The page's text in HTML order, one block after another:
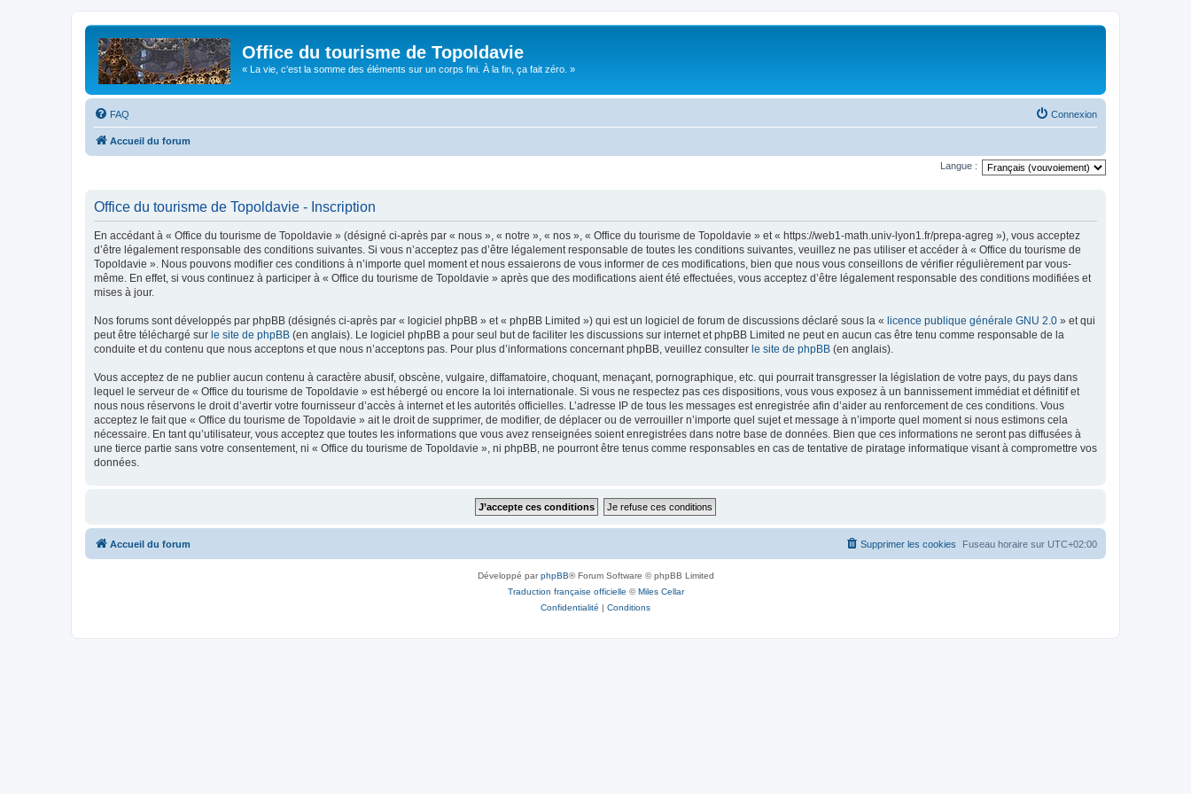
Office du tourisme de Topoldavie
« La vie, c'est la somme des éléments sur un corps fini. À la fin, ça fait zéro. »
FAQ Connexion
Accueil du forum
Langue :
Office du tourisme de Topoldavie - Inscription
En accédant à « Office du tourisme de Topoldavie » (désigné ci-après par « nous », « notre », « nos », « Office du tourisme de Topoldavie » et « https://web1-math.univ-lyon1.fr/prepa-agreg »), vous acceptez
d’être légalement responsable des conditions suivantes. Si vous n’acceptez pas d’être légalement responsable de toutes les conditions suivantes, veuillez ne pas utiliser et accéder à « Office du tourisme de
Topoldavie ». Nous pouvons modifier ces conditions à n’importe quel moment et nous essaierons de vous informer de ces modifications, bien que nous vous conseillons de vérifier régulièrement par vous-
même. En effet, si vous continuez à participer à « Office du tourisme de Topoldavie » après que des modifications aient été effectuées, vous acceptez d’être légalement responsable des conditions modifiées et
mises à jour.
Nos forums sont développés par phpBB (désignés ci-après par « logiciel phpBB » et « phpBB Limited ») qui est un logiciel de forum de discussions déclaré sous la « licence publique générale GNU 2.0 » et qui
peut être téléchargé sur le site de phpBB (en anglais). Le logiciel phpBB a pour seul but de faciliter les discussions sur internet et phpBB Limited ne peut en aucun cas être tenu comme responsable de la
conduite et du contenu que nous acceptons et que nous n’acceptons pas. Pour plus d’informations concernant phpBB, veuillez consulter le site de phpBB (en anglais).
Vous acceptez de ne publier aucun contenu à caractère abusif, obscène, vulgaire, diffamatoire, choquant, menaçant, pornographique, etc. qui pourrait transgresser la législation de votre pays, du pays dans
lequel le serveur de « Office du tourisme de Topoldavie » est hébergé ou encore la loi internationale. Si vous ne respectez pas ces dispositions, vous vous exposez à un bannissement immédiat et définitif et
nous nous réservons le droit d’avertir votre fournisseur d’accès à internet et les autorités officielles. L’adresse IP de tous les messages est enregistrée afin d’aider au renforcement de ces conditions. Vous
acceptez le fait que « Office du tourisme de Topoldavie » ait le droit de supprimer, de modifier, de déplacer ou de verrouiller n’importe quel sujet et message à n’importe quel moment si nous estimons cela
nécessaire. En tant qu’utilisateur, vous acceptez que toutes les informations que vous avez renseignées soient enregistrées dans notre base de données. Bien que ces informations ne seront pas diffusées à
une tierce partie sans votre consentement, ni « Office du tourisme de Topoldavie », ni phpBB, ne pourront être tenus comme responsables en cas de tentative de piratage informatique visant à compromettre vos
données.
Accueil du forum Fuseau horaire sur UTC+02:00
Supprimer les cookies
Développé parphpBB® Forum Software © phpBB Limited
Traduction française officielle ©Miles Cellar
Confidentialité | Conditions